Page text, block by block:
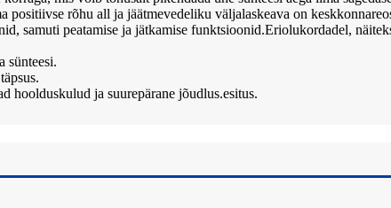
positiivse rõhu all ja jäätmevedeliku väljalaskeava on
samuti peatamise ja jätkamise funktsioonid.Eriolukordadel,
sünteesi.
hoolduskulud ja suurepärane jõudlus.esitus.